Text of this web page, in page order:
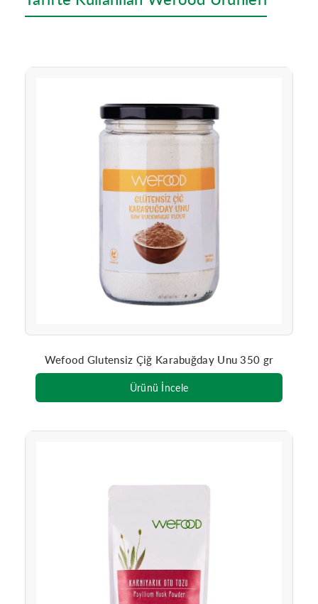
Wefood Glutensiz Çiğ Karabuğday Unu 350 gr
Ürünü İncele